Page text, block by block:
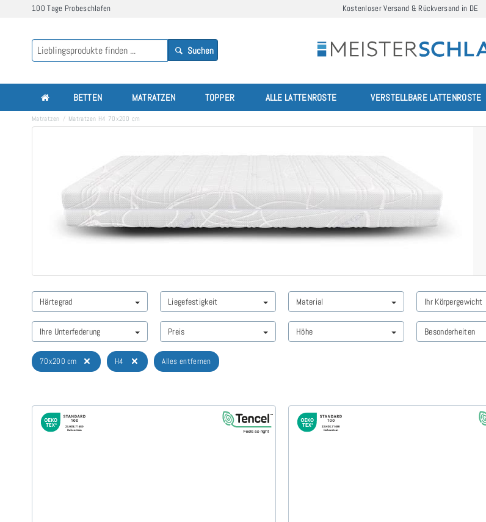
100 Tage Probeschlafen Kostenloser Versand & Rückversand in DE
Suchen
BETTEN MATRATZEN TOPPER ALLE LATTENROSTE VERSTELLBARE LATTENROSTE
Matratzen Matratzen H4 70x200 cm
Härtegrad Liegefestigkeit Material Ihr Körpergewicht
Ihre Unterfederung Preis Höhe Besonderheiten
70x200 cm H4 Alles entfernen